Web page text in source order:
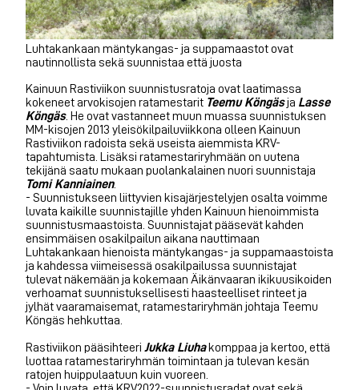
Luhtakankaan mäntykangas- ja suppamaastot ovat
nautinnollista sekä suunnistaa että juosta
Kainuun Rastiviikon suunnistusratoja ovat laatimassa
kokeneet arvokisojen ratamestarit Teemu Köngäsja Lasse
Köngäs. He ovat vastanneet muun muassa suunnistuksen
MM-kisojen 2013 yleisökilpailuviikkona olleen Kainuun
Rastiviikon radoista sekä useista aiemmista KRV-
tapahtumista. Lisäksi ratamestariryhmään on uutena
tekijänä saatu mukaan puolankalainen nuori suunnistaja
Tomi Kanniainen.
- Suunnistukseen liittyvien kisajärjestelyjen osalta voimme
luvata kaikille suunnistajille yhden Kainuun hienoimmista
suunnistusmaastoista. Suunnistajat pääsevät kahden
ensimmäisen osakilpailun aikana nauttimaan
Luhtakankaan hienoista mäntykangas- ja suppamaastoista
ja kahdessa viimeisessä osakilpailussa suunnistajat
tulevat näkemään ja kokemaan Äikänvaaran ikikuusikoiden
verhoamat suunnistuksellisesti haasteelliset rinteet ja
jylhät vaaramaisemat, ratamestariryhmän johtaja Teemu
Köngäs hehkuttaa.
Rastiviikon pääsihteeri Jukka Liuhakomppaa ja kertoo, että
luottaa ratamestariryhmän toimintaan ja tulevan kesän
ratojen huippulaatuun kuin vuoreen.